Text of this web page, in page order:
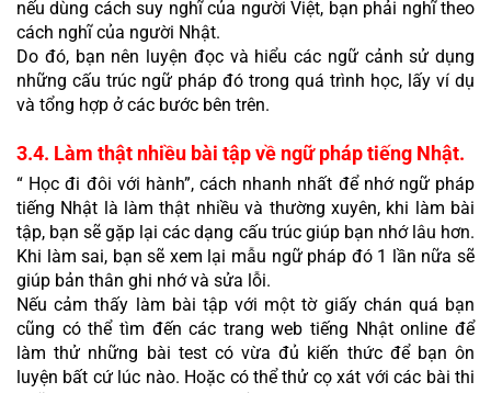
nếu dùng cách suy nghĩ của người Việt, bạn phải nghĩ theo
cách nghĩ của người Nhật.
Do đó, bạn nên luyện đọc và hiểu các ngữ cảnh sử dụng
những cấu trúc ngữ pháp đó trong quá trình học, lấy ví dụ
và tổng hợp ở các bước bên trên.
3.4. Làm thật nhiều bài tập về ngữ pháp tiếng Nhật.
“ Học đi đôi với hành”, cách nhanh nhất để nhớ ngữ pháp
tiếng Nhật là làm thật nhiều và thường xuyên, khi làm bài
tập, bạn sẽ gặp lại các dạng cấu trúc giúp bạn nhớ lâu hơn.
Khi làm sai, bạn sẽ xem lại mẫu ngữ pháp đó 1 lần nữa sẽ
giúp bản thân ghi nhớ và sửa lỗi.
Nếu cảm thấy làm bài tập với một tờ giấy chán quá bạn
cũng có thể tìm đến các trang web tiếng Nhật online để
làm thử những bài test có vừa đủ kiến thức để bạn ôn
luyện bất cứ lúc nào. Hoặc có thể thử cọ xát với các bài thi